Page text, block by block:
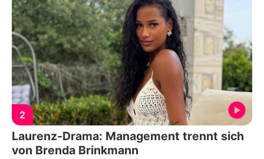
2
Laurenz-Drama: Management trennt sich
von Brenda Brinkmann